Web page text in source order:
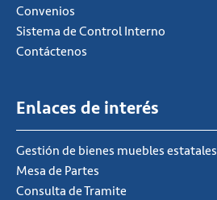
Convenios
Sistema de Control Interno
Contáctenos
Enlaces de interés
Gestión de bienes muebles estatales
Mesa de Partes
Consulta de Tramite